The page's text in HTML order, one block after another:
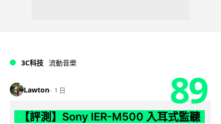
3C科技 流動音樂
Lawton 1 日 89
【評測】Sony IER-M500 入耳式監聽